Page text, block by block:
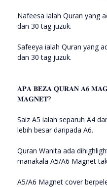
Nafeesa ialah Quran yang
dan 30 tag juzuk.
Safeeya ialah Quran yang
dan 30 tag juzuk.
𝐀𝐏𝐀 𝐁𝐄𝐙𝐀 𝐐𝐔𝐑𝐀𝐍 𝐀𝟔
𝐌𝐀𝐆𝐍𝐄𝐓?
Saiz A5 ialah separuh A4
lebih besar daripada A6.
Quran Wanita ada
manakala A5/A6 Magnet
A5/A6 Magnet cover